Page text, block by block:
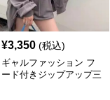
¥3,350 (税込)
ギャルファッション フ
ード付きジップアップ三